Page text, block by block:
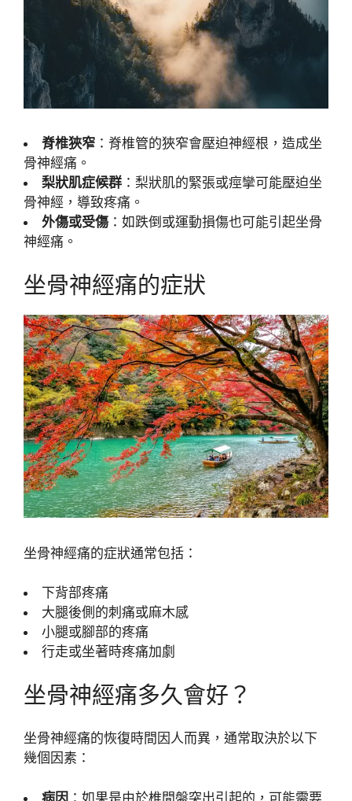
脊椎狹窄 ：脊椎管的狹窄會壓迫神經根，造成坐
骨神經痛。
梨狀肌症候群 ：梨狀肌的緊張或痙攣可能壓迫坐
骨神經，導致疼痛。
外傷或受傷 ：如跌倒或運動損傷也可能引起坐骨
神經痛。
坐骨神經痛的症狀
坐骨神經痛的症狀通常包括：
下背部疼痛
大腿後側的刺痛或麻木感
小腿或腳部的疼痛
行走或坐著時疼痛加劇
坐骨神經痛多久會好？
坐骨神經痛的恢復時間因人而異，通常取決於以下
幾個因素：
病因 ：如果是由於椎間盤突出引起的，可能需要